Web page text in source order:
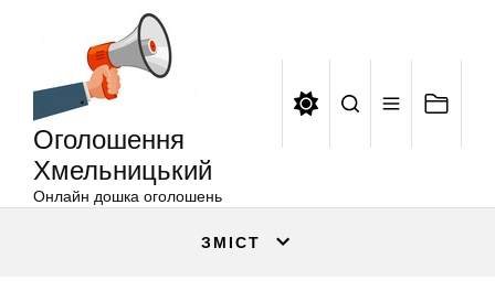
Оголошення
Хмельницький
Онлайн дошка оголошень
ЗМІСТ